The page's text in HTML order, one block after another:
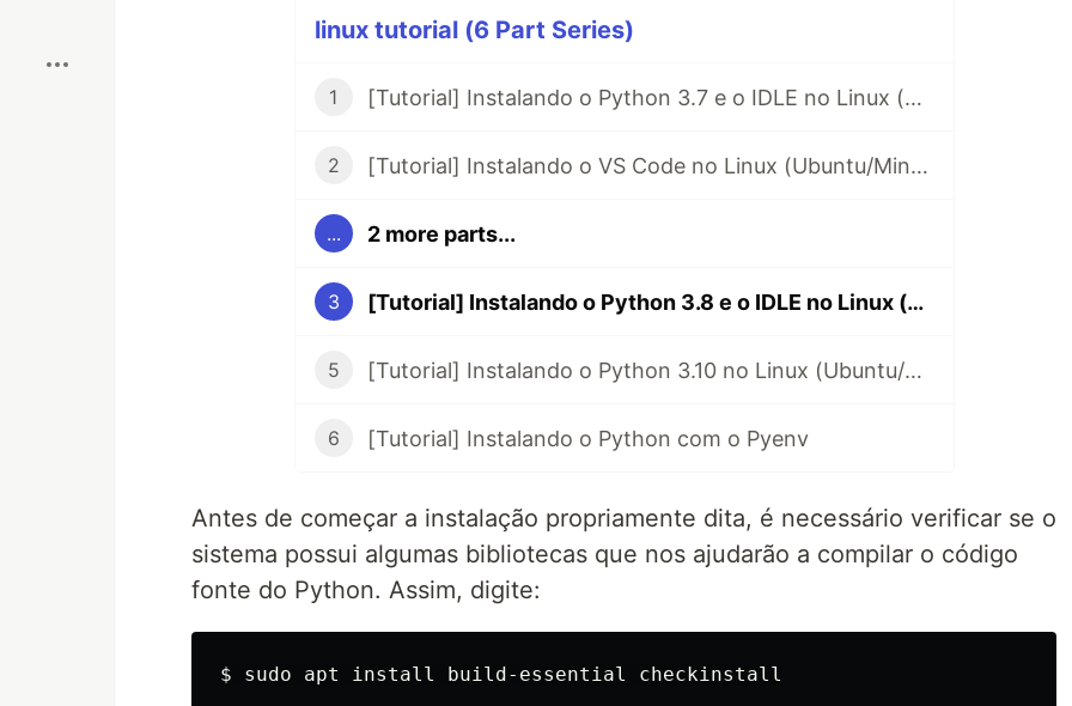
linux tutorial (6 Part Series)
1 [Tutorial] Instalando o Python 3.7 e o IDLE no Linux (Ubuntu/Mint/distros derivadas do Debian) pelo terminal
2 [Tutorial] Instalando o VS Code no Linux (Ubuntu/Mint/distros derivadas do Debian) pelo terminal
... 2 more parts...
3 [Tutorial] Instalando o Python 3.8 e o IDLE no Linux (Ubuntu/Mint/distros derivadas do Debian) pelo terminal
5 [Tutorial] Instalando o Python 3.10 no Linux (Ubuntu/Mint/distros derivadas do Debian) pelo terminal
6 [Tutorial] Instalando o Python com o Pyenv
Antes de começar a instalação propriamente dita, é necessário verificar se o
sistema possui algumas bibliotecas que nos ajudarão a compilar o código
fonte do Python. Assim, digite: